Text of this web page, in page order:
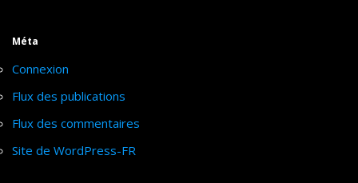
Méta
Connexion
Flux des publications
Flux des commentaires
Site de WordPress-FR